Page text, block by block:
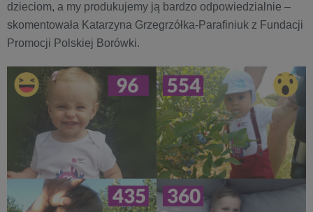
dzieciom, a my produkujemy ją bardzo odpowiedzialnie –
skomentowała Katarzyna Grzegrzółka-Parafiniuk z Fundacji
Promocji Polskiej Borówki.